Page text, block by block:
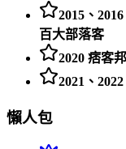
2015、
百大部落客
2020 痞客
2021、
懶人包